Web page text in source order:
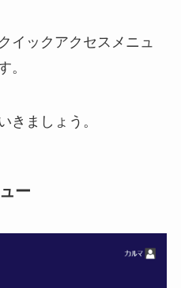
イックアクセスメニュ
。
きましょう。
ー